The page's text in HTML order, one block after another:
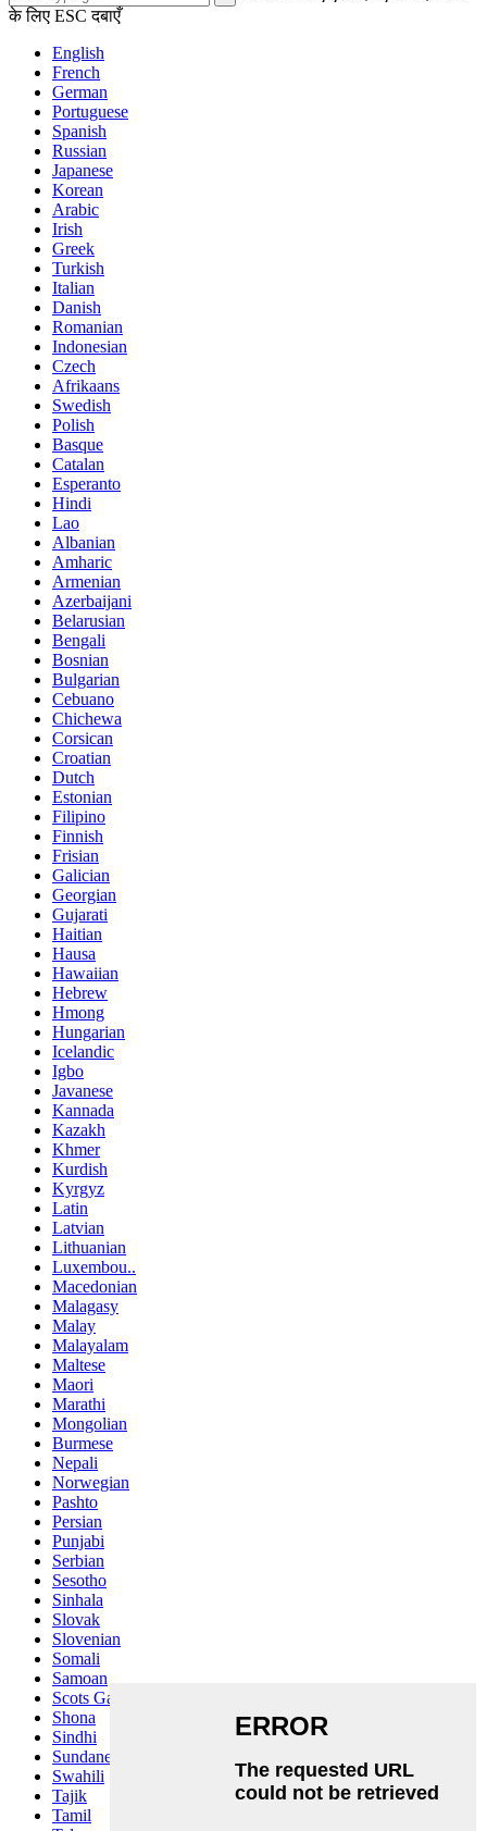
के लिए ESC दबाएँ
English
French
German
Portuguese
Spanish
Russian
Japanese
Korean
Arabic
Irish
Greek
Turkish
Italian
Danish
Romanian
Indonesian
Czech
Afrikaans
Swedish
Polish
Basque
Catalan
Esperanto
Hindi
Lao
Albanian
Amharic
Armenian
Azerbaijani
Belarusian
Bengali
Bosnian
Bulgarian
Cebuano
Chichewa
Corsican
Croatian
Dutch
Estonian
Filipino
Finnish
Frisian
Galician
Georgian
Gujarati
Haitian
Hausa
Hawaiian
Hebrew
Hmong
Hungarian
Icelandic
Igbo
Javanese
Kannada
Kazakh
Khmer
Kurdish
Kyrgyz
Latin
Latvian
Lithuanian
Luxembou..
Macedonian
Malagasy
Malay
Malayalam
Maltese
Maori
Marathi
Mongolian
Burmese
Nepali
Norwegian
Pashto
Persian
Punjabi
Serbian
Sesotho
Sinhala
Slovak
Slovenian
Somali
Samoan
Scots Gaelic
Shona
Sindhi
Sundanese
Swahili
Tajik
Tamil